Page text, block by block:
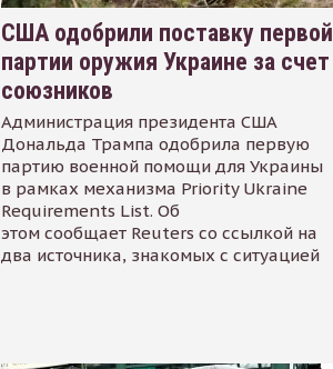
США одобрили поставку первой
партии оружия Украине за счет
союзников
Администрация президента США
Дональда Трампа одобрила первую
партию военной помощи для Украины
в рамках механизма Priority Ukraine
Requirements List. Об
этом сообщает Reuters со ссылкой на
два источника, знакомых с ситуацией